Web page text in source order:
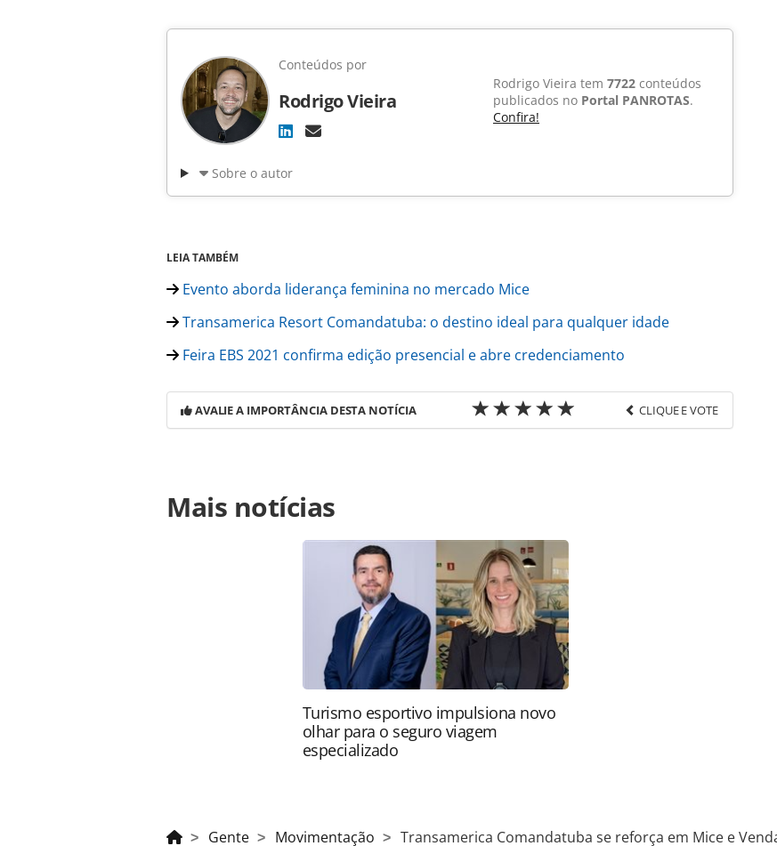
Conteúdos por
Rodrigo Vieira
Rodrigo Vieira tem 7722 conteúdos
publicados no Portal PANROTAS.
Confira!
Sobre o autor
LEIA TAMBÉM
Evento aborda liderança feminina no mercado Mice
Transamerica Resort Comandatuba: o destino ideal para qualquer idade
Feira EBS 2021 confirma edição presencial e abre credenciamento
AVALIE A IMPORTÂNCIA DESTA NOTÍCIA CLIQUE E VOTE
https://www.panrotas.com.br/gente/movimentacao/2021/10/transamerica-
comandatuba-se-reforca-em-mice-e-vendas_185006.html ou as ferramentas oferecidas
na página. Todo o conteúdo produzido pela PANROTAS Editora é protegido pela
legislação brasileira sobre direito autoral. Não reproduza o conteúdo sem autorização
da PANROTAS Editora (copyright@panrotas.com.br).
Mais notícias
Turismo esportivo impulsiona novo
olhar para o seguro viagem
especializado
Gente Movimentação Transamerica Comandatuba se reforça em Mice e